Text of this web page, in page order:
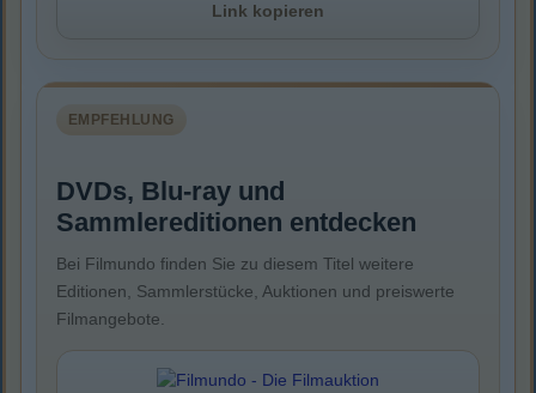
Link kopieren
EMPFEHLUNG
DVDs, Blu-ray und
Sammlereditionen entdecken
Bei Filmundo finden Sie zu diesem Titel weitere
Editionen, Sammlerstücke, Auktionen und preiswerte
Filmangebote.